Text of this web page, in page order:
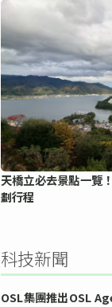
天橋立必去景點一覽
劃行程
科技新聞
OSL集團推出OSL